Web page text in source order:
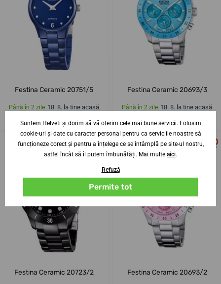
Festina Ceramic 20751/5
Până în 2 zile 18. 8. la tine acasă
841,08 lei
Festina Ceramic 20693/3
Până în 2 zile 18. 8. la tine acasă
862,70 lei
Festina Ceramic 20723/2 Festina Ceramic 20693/2
Suntem Helveti și dorim să vă oferim cele mai bune servicii. Folosim
cookie-uri și date cu caracter personal pentru ca serviciile noastre să
funcționeze corect și pentru a înțelege ce se întâmplă pe site-ul nostru,
astfel încât să îl putem îmbunătăți. Mai multe aici.
Refuză
Permite tot